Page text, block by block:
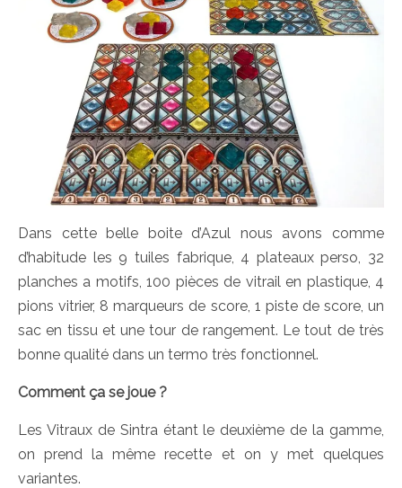
Dans cette belle boite d’Azul nous avons comme
d’habitude les 9 tuiles fabrique, 4 plateaux perso, 32
planches a motifs, 100 pièces de vitrail en plastique, 4
pions vitrier, 8 marqueurs de score, 1 piste de score, un
sac en tissu et une tour de rangement. Le tout de très
bonne qualité dans un termo très fonctionnel.
Comment ça se joue ?
Les Vitraux de Sintra étant le deuxième de la gamme,
on prend la même recette et on y met quelques
variantes.